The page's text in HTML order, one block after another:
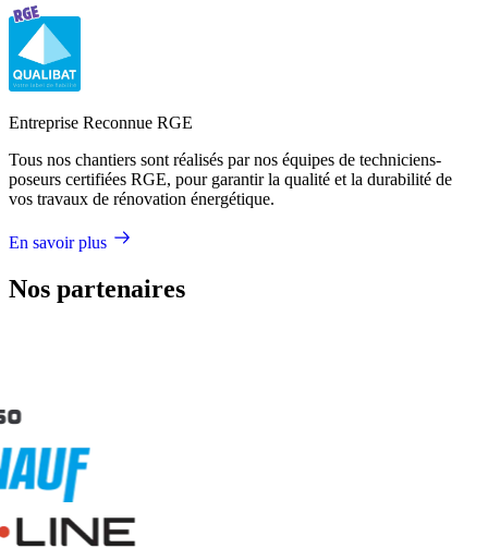
Entreprise Reconnue RGE
Tous nos chantiers sont réalisés par nos équipes de techniciens-
poseurs certifiées RGE, pour garantir la qualité et la durabilité de
vos travaux de rénovation énergétique.
En savoir plus
Nos partenaires